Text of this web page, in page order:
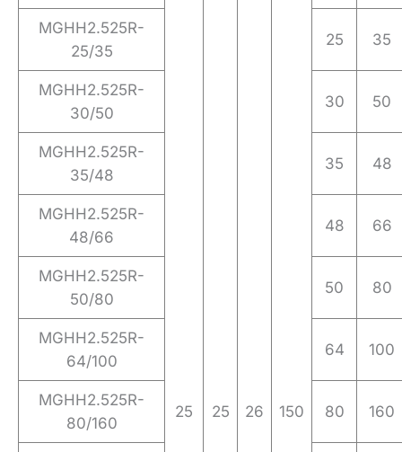
25 25 26 150
MGHH2.525R-
25/35
25 35
MGHH2.525R-
30/50
30 50
MGHH2.525R-
35/48
35 48
MGHH2.525R-
48/66
48 66
MGHH2.525R-
50/80
50 80
MGHH2.525R-
64/100
64 100
MGHH2.525R-
80/160
80 160